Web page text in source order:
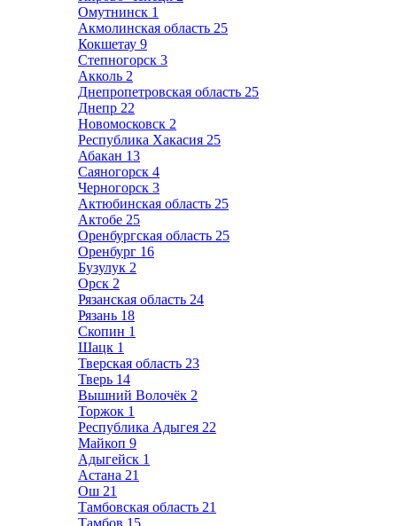
Омутнинск 1
Акмолинская область 25
Кокшетау 9
Степногорск 3
Акколь 2
Днепропетровская область 25
Днепр 22
Новомосковск 2
Республика Хакасия 25
Абакан 13
Саяногорск 4
Черногорск 3
Актюбинская область 25
Актобе 25
Оренбургская область 25
Оренбург 16
Бузулук 2
Орск 2
Рязанская область 24
Рязань 18
Скопин 1
Шацк 1
Тверская область 23
Тверь 14
Вышний Волочёк 2
Торжок 1
Республика Адыгея 22
Майкоп 9
Адыгейск 1
Астана 21
Ош 21
Тамбовская область 21
Тамбов 15